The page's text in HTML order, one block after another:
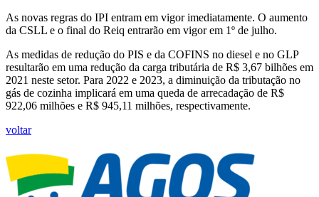
As novas regras do IPI entram em vigor imediatamente. O aumento
da CSLL e o final do Reiq entrarão em vigor em 1º de julho.
As medidas de redução do PIS e da COFINS no diesel e no GLP
resultarão em uma redução da carga tributária de R$ 3,67 bilhões em
2021 neste setor. Para 2022 e 2023, a diminuição da tributação no
gás de cozinha implicará em uma queda de arrecadação de R$
922,06 milhões e R$ 945,11 milhões, respectivamente.
voltar